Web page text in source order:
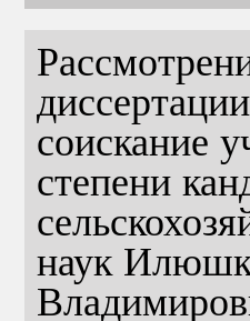
соискание
степени
наук